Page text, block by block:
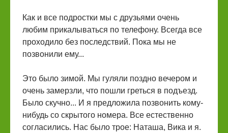
Как и все подростки мы с друзьями очень
любим прикалываться по телефону. Всегда все
проходило без последствий. Пока мы не
позвонили ему...
Это было зимой. Мы гуляли поздно вечером и
очень замерзли, что пошли греться в подъезд.
Было скучно... И я предложила позвонить кому-
нибудь со скрытого номера. Все естественно
согласились. Нас было трое: Наташа, Вика и я.